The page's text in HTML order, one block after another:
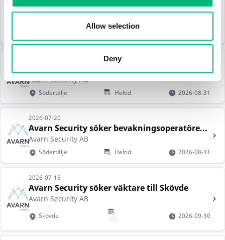
Allow selection
Deny
PRISMA Security söker Väktare för Ambass...
Avarn Security AB
Södertälje Heltid 2026-08-31
2026-07-20
Avarn Security söker bevakningsoperatöre...
Avarn Security AB
Södertälje Heltid 2026-08-31
2026-07-15
Avarn Security söker väktare till Skövde
Avarn Security AB
Skövde 2026-09-30